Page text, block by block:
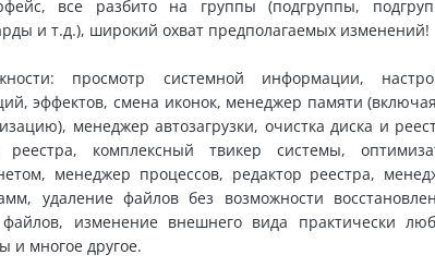
все разбито на группы (подгруппы,
и т.д.), широкий охват предполагаемых изменений!
просмотр системной информации,
эффектов, смена иконок, менеджер памяти
менеджер автозагрузки, очистка диска и
реестра, комплексный твикер системы,
менеджер процессов, редактор реестра,
удаление файлов без возможности
файлов, изменение внешнего вида практически
и многое другое.